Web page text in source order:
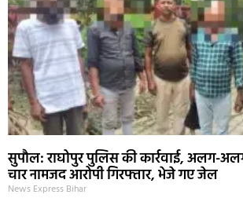
सुपौल: राघोपुर पुलिस की कार्रवाई, अलग-
चार नामजद आरोपी गिरफ्तार, भेजे गए जेल
News Express Bihar